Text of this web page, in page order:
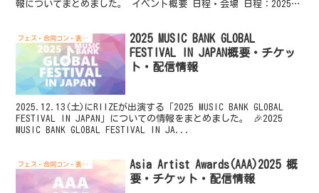
報についてまとめました。 イベント概要 日程・会場 日程：2025年
フェス・合同コン・表彰式
2025 MUSIC BANK GLOBAL
FESTIVAL IN JAPAN概要・チケッ
ト・配信情報
2025.12.13(土)にRIIZEが出演する「2025 MUSIC BANK GLOBAL
FESTIVAL IN JAPAN」についての情報をまとめました。 🎉2025
MUSIC BANK GLOBAL FESTIVAL IN JA...
フェス・合同コン・表彰式
Asia Artist Awards(AAA)2025 概
要・チケット・配信情報